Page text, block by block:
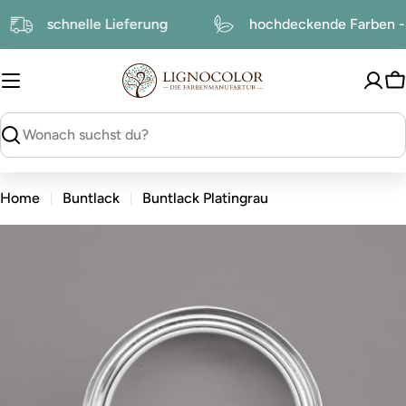
Inhalt
schnelle Lieferung hochdeckende
suchen
Home Buntlack Buntlack Platingrau